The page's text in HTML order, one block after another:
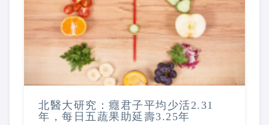
北醫大研究：癮君子平均少活2.31
年，每日五蔬果助延壽3.25年